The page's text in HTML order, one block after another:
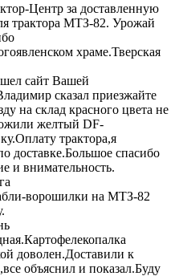
Центр за доставленную
трактора МТЗ-82. Урожай
храме.Тверская
сайт Вашей
сказал приезжайте
на склад красного цвета не
желтый DF-
трактора,я
доставке.Большое спасибо
и внимательность.
ворошилки на МТЗ-82
доволен.Доставили к
объяснил и показал.Буду